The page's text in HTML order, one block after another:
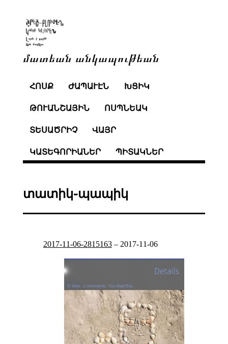
մատեան անկապութեան
ՀՈՍՔ ԺԱՊԱՒԷՆ ԽՑԻԿ
ԹՈՒԱՆՇԱՅԻՆ ՈՍՊՆԵԱԿ
ՏԵՍԱԾՐԻՉ ՎԱՅՐ
ԿԱՏԵԳՈՐԻԱՆԵՐ ՊԻՏԱԿՆԵՐ
տատիկ֊պապիկ
2017-11-06-2815163– 2017-11-06